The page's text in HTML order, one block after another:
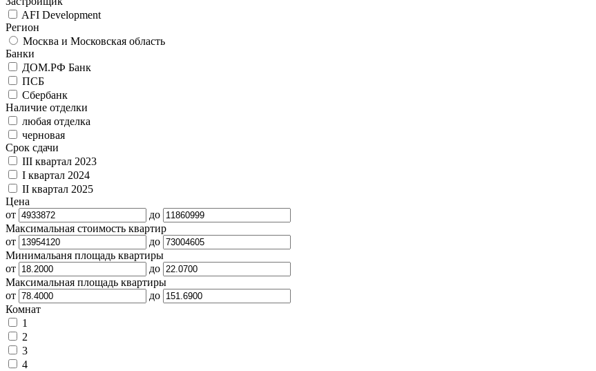
AFI Development
Регион
Москва и Московская область
Банки
ДОМ.РФ Банк
ПСБ
Сбербанк
Наличие отделки
любая отделка
черновая
Срок сдачи
III квартал 2023
I квартал 2024
II квартал 2025
Цена
от
до
Максимальная стоимость квартир
от
до
Минимальаня площадь квартиры
от
до
Максимальная площадь квартиры
от
до
Комнат
1
2
3
4